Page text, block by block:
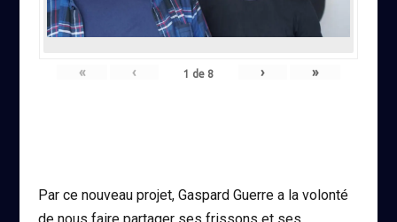
« ‹ 1 de 8 › »
Par ce nouveau projet, Gaspard Guerre a la volonté
de nous faire partager ses frissons et ses